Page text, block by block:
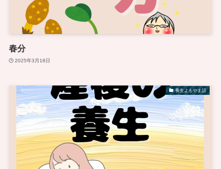
春分
2025年3月18日
養生よもやま話